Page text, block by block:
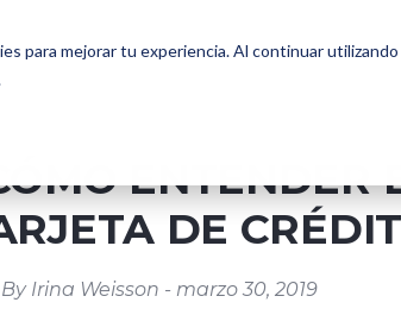
para mejorar tu experiencia. Al continuar
ENTENDER
DE
By Irina Weisson - marzo 30, 2019